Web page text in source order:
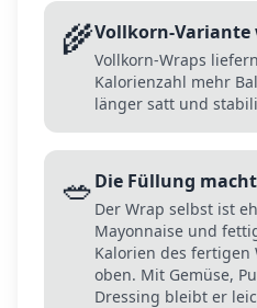
🌾Vollkorn-Variante
Vollkorn-Wraps
Kalorienzahl mehr
länger satt und
🥗Die Füllung
Der Wrap selbst ist
Mayonnaise und
Kalorien des fertigen
oben. Mit Gemüse,
Dressing bleibt er